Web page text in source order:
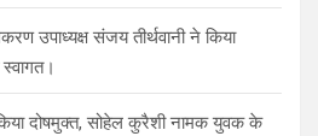
उपाध्यक्ष संजय तीर्थवानी ने किया
दोषमुक्त, सोहेल कुरैशी नामक युवक के